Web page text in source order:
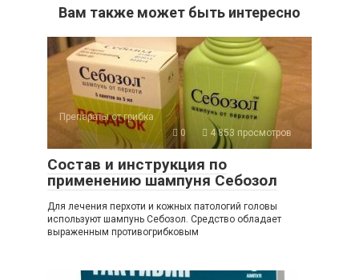
Вам также может быть интересно
Препараты от грибка
0
4 853 просмотров
Состав и инструкция по
применению шампуня Себозол
Для лечения перхоти и кожных патологий головы
используют шампунь Себозол. Средство обладает
выраженным противогрибковым